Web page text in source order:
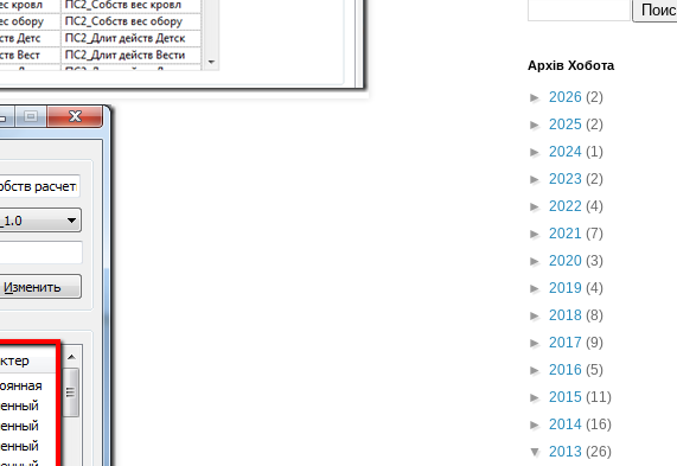
Архів Хобота
► 2026 (2)
► 2025 (2)
► 2024 (1)
► 2023 (2)
► 2022 (4)
► 2021 (7)
► 2020 (3)
► 2019 (4)
► 2018 (8)
► 2017 (9)
► 2016 (5)
► 2015 (11)
► 2014 (16)
▼ 2013 (26)